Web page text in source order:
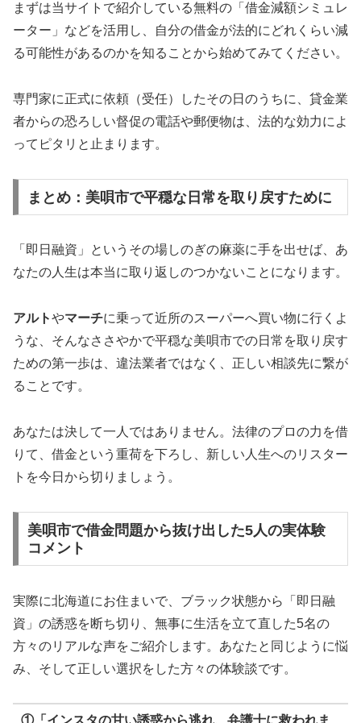
まずは当サイトで紹介している無料の「借金減額シミュレ
ーター」などを活用し、自分の借金が法的にどれくらい減
る可能性があるのかを知ることから始めてみてください。
専門家に正式に依頼（受任）したその日のうちに、貸金業
者からの恐ろしい督促の電話や郵便物は、法的な効力によ
ってピタリと止まります。
まとめ：美唄市で平穏な日常を取り戻すために
「即日融資」というその場しのぎの麻薬に手を出せば、あ
なたの人生は本当に取り返しのつかないことになります。
アルトやマーチに乗って近所のスーパーへ買い物に行くよ
うな、そんなささやかで平穏な美唄市での日常を取り戻す
ための第一歩は、違法業者ではなく、正しい相談先に繋が
ることです。
あなたは決して一人ではありません。法律のプロの力を借
りて、借金という重荷を下ろし、新しい人生へのリスター
トを今日から切りましょう。
美唄市で借金問題から抜け出した5人の実体験
コメント
実際に北海道にお住まいで、ブラック状態から「即日融
資」の誘惑を断ち切り、無事に生活を立て直した5名の
方々のリアルな声をご紹介します。あなたと同じように悩
み、そして正しい選択をした方々の体験談です。
①「インスタの甘い誘惑から逃れ、弁護士に救われま